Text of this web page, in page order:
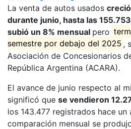
La venta de autos usados
durante junio, hasta las
subió un 8% mensual pero
semestre por debajo del 2025 ,
Asociación de Concesionarios
República Argentina (ACARA).
El avance de junio respecto al
significó que se vendieron
los 143.477 registrados hace un
comparación mensual se